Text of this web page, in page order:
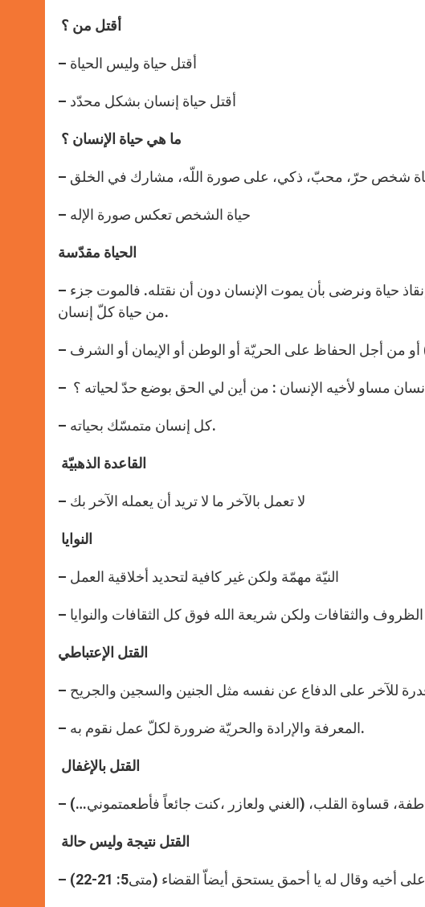
أقتل من ؟
– أقتل حياة وليس الحياة
– أقتل حياة إنسان بشكل محدّد
ما هي حياة الإنسان ؟
الحياة مقدّسة
– لا تعني الحفاظ عليها بشكل مطلق. ممكن أن لا نتمكّن من إنقاذ حياة ونرضى بأن يموت الإنسان دون أن نقتله. فالموت جزء
من حياة كلّ إنسان.
مساو لأخيه الإنسان : من أين لي الحق بوضع حدّ لحياته ؟
– كل إنسان متمسّك بحياته.
القاعدة الذهبيّة
– لا تعمل بالآخر ما لا تريد أن يعمله الآخر بك
النوايا
– النيّة مهمّة ولكن غير كافية لتحديد أخلاقية العمل
القتل الإعتباطي
قدرة للآخر على الدفاع عن نفسه مثل الجنين والسجين والجريح
– المعرفة والإرادة والحريّة ضرورة لكلّ عمل نقوم به.
القتل بالإغفال
القتل نتيجة وليس حالة
وقال له يا أحمق يستحق أيضاّ القضاء (متى5: 21-22)